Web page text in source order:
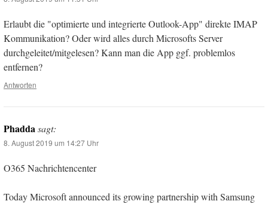
Erlaubt die "optimierte und integrierte Outlook-App" direkte IMAP
Kommunikation? Oder wird alles durch Microsofts Server
durchgeleitet/mitgelesen? Kann man die App ggf. problemlos
entfernen?
Antworten
Phaddasagt:
8. August 2019 um 14:27 Uhr
O365 Nachrichtencenter
Today Microsoft announced its growing partnership with Samsung